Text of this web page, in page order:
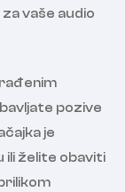
vaše audio
pozive
je
ili želite obaviti